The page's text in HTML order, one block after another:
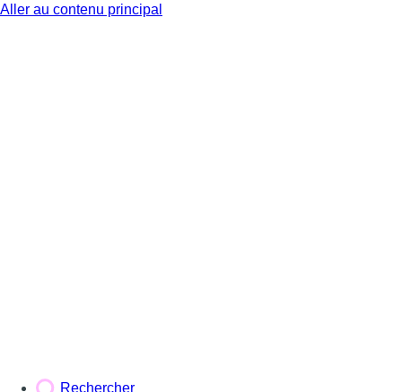
Aller au contenu principal
Rechercher